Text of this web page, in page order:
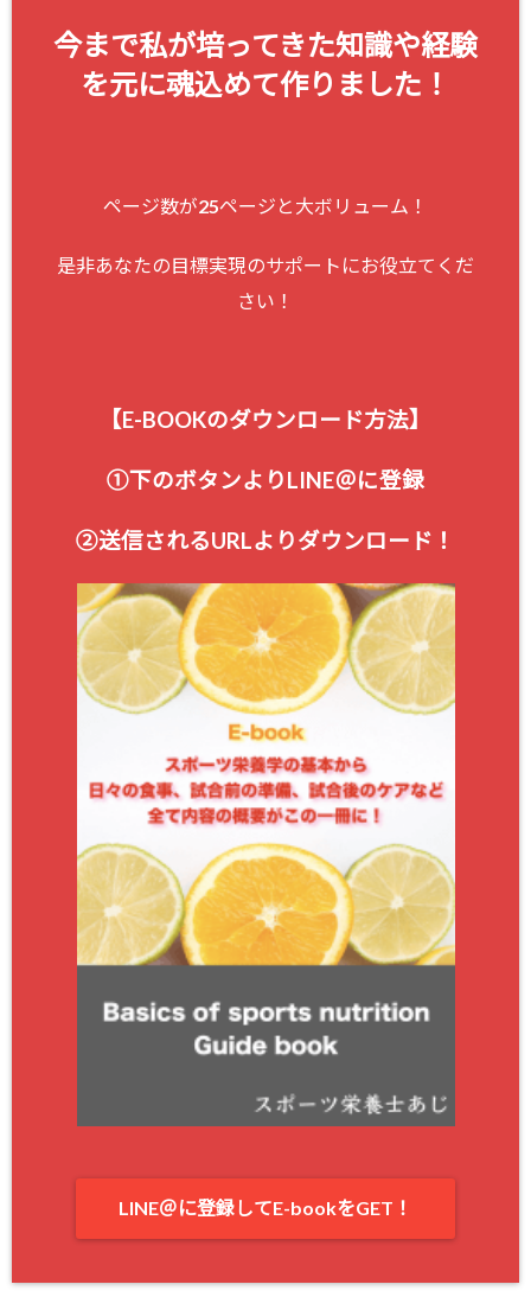
今まで私が培ってきた知識や経験
を元に魂込めて作りました！
ページ数が25ページと大ボリューム！
是非あなたの目標実現のサポートにお役立てくだ
さい！
【E-BOOKのダウンロード方法】
①下のボタンよりLINE＠に登録
②送信されるURLよりダウンロード！
LINE＠に登録してE-bookをGET！